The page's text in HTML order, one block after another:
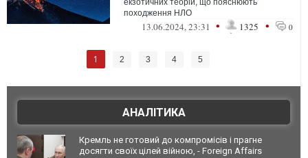
екзотичних теорій, що пояснюють
походження НЛО
13.06.2024, 23:31 • 1325 • 0
1 2 3 4 5
АНАЛІТИКА
Кремль не готовий до компромісів і прагне
досягти своїх цілей війною, - Foreign Affairs